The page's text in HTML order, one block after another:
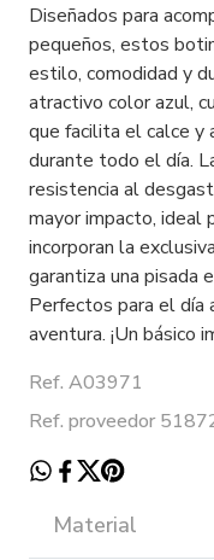
Diseñados para
pequeños, estos
estilo, comodidad y
atractivo color azul,
que facilita el calce y
durante todo el día.
resistencia al
mayor impacto, ideal
incorporan la
garantiza una pisada
Perfectos para el día
aventura. ¡Un básico
Ref. A03971
Ref. proveedor
Material